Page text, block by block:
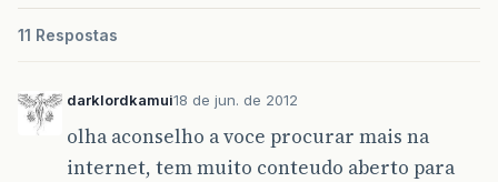
11 Respostas
darklordkamui18 de jun. de 2012
olha aconselho a voce procurar mais na
internet, tem muito conteudo aberto para